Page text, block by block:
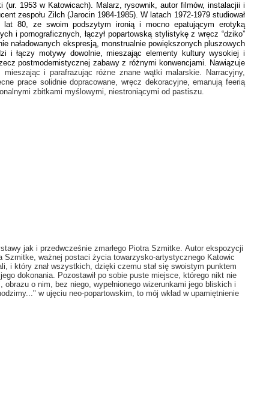
1953 w Katowicach). Malarz, rysownik, autor filmów, instalacjii i
zespołu Zilch (Jarocin 1984-1985). W latach 1972-1979 studiował
80, ze swoim podszytym ironią i mocno epatującym erotyką
i pornograficznych, łączył popartowską stylistykę z wręcz “dziko”
naładowanych ekspresją, monstrualnie powiększonych pluszowych
i łączy motywy dowolnie, mieszając elementy kultury wysokiej i
postmodernistycznej zabawy z różnymi konwencjami. Nawiązuje
i parafrazując różne znane wątki malarskie. Narracyjny,
prace solidnie dopracowane, wręcz dekoracyjne, emanują feerią
zbitkami myślowymi, niestroniącymi od pastiszu.
jak i przedwcześnie zmarłego Piotra Szmitke. Autor ekspozycji
Szmitke, ważnej postaci życia towarzysko-artystycznego Katowic
i który znał wszystkich, dzięki czemu stał się swoistym punktem
dokonania. Pozostawił po sobie puste miejsce, którego nikt nie
o nim, bez niego, wypełnionego wizerunkami jego bliskich i
w ujęciu neo-popartowskim, to mój wkład w upamiętnienie